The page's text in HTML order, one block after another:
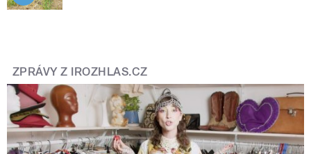
ZPRÁVY Z IROZHLAS.CZ